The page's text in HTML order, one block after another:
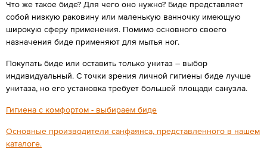
Что же такое биде? Для чего оно нужно? Биде представляет
собой низкую раковину или маленькую ванночку имеющую
широкую сферу применения. Помимо основного своего
назначения биде применяют для мытья ног.
Покупать биде или оставить только унитаз – выбор
индивидуальный. С точки зрения личной гигиены биде лучше
унитаза, но его установка требует большей площади санузла.
Гигиена с комфортом - выбираем биде
Основные производители санфаянса, представленного в нашем
каталоге.